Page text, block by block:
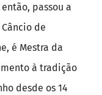
passou a
de
é Mestra da
à tradição
desde os 14